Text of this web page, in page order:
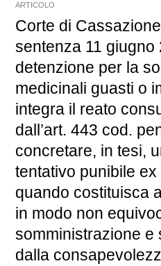
ARTICOLO
Corte di
sentenza 11
detenzione per la
medicinali guasti o
integra il reato
dall’art. 443 cod.
concretare, in tesi,
tentativo punibile
quando costituisca
in modo non
somministrazione e
dalla